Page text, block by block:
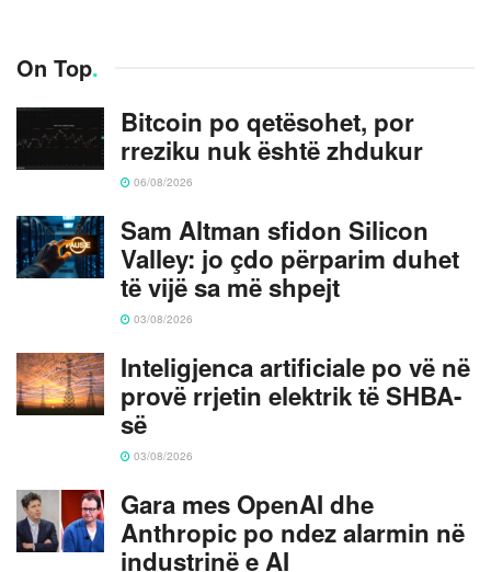
On Top.
Bitcoin po qetësohet, por
rreziku nuk është zhdukur
06/08/2026
Sam Altman sfidon Silicon
Valley: jo çdo përparim duhet
të vijë sa më shpejt
03/08/2026
Inteligjenca artificiale po vë në
provë rrjetin elektrik të SHBA-
së
03/08/2026
Gara mes OpenAI dhe
Anthropic po ndez alarmin në
industrinë e AI